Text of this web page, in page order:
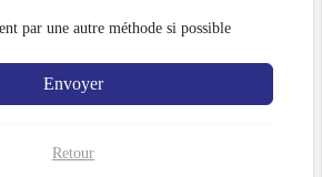
par une autre méthode si possible
Envoyer
Retour